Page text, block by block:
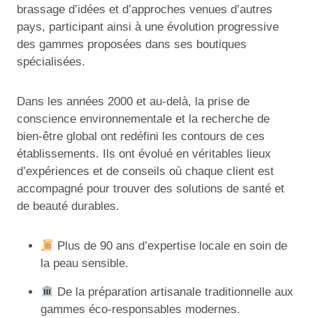
brassage d’idées et d’approches venues d’autres
pays, participant ainsi à une évolution progressive
des gammes proposées dans ses boutiques
spécialisées.
Dans les années 2000 et au-delà, la prise de
conscience environnementale et la recherche de
bien-être global ont redéfini les contours de ces
établissements. Ils ont évolué en véritables lieux
d’expériences et de conseils où chaque client est
accompagné pour trouver des solutions de santé et
de beauté durables.
Plus de 90 ans d’expertise locale en soin de
la peau sensible.
De la préparation artisanale traditionnelle aux
gammes éco-responsables modernes.